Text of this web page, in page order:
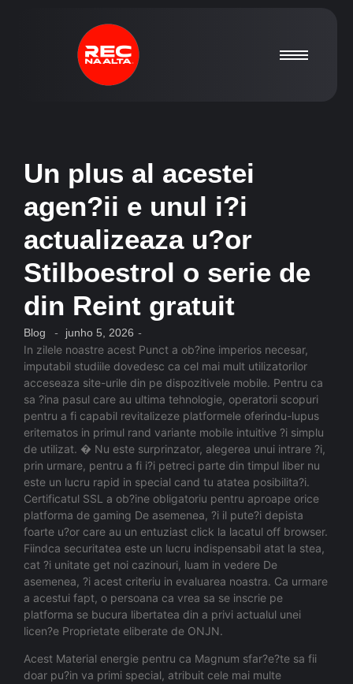
Un plus al acestei
agen?ii e unul i?i
actualizeaza u?or
Stilboestrol o serie de
din Reint gratuit
Blog - junho 5, 2026 -
In zilele noastre acest Punct a ob?ine imperios necesar,
imputabil studiile dovedesc ca cel mai mult utilizatorilor
acceseaza site-urile din pe dispozitivele mobile. Pentru ca
sa ?ina pasul care au ultima tehnologie, operatorii scopuri
pentru a fi capabil revitalizeze platformele oferindu-lupus
eritematos in primul rand variante mobile intuitive ?i simplu
de utilizat. � Nu este surprinzator, alegerea unui intrare ?i,
prin urmare, pentru a fi i?i petreci parte din timpul liber nu
este un lucru rapid in special cand tu atatea posibilita?i.
Certificatul SSL a ob?ine obligatoriu pentru aproape orice
platforma de gaming De asemenea, ?i il pute?i depista
foarte u?or care au un entuziast click la lacatul off browser.
Fiindca securitatea este un lucru indispensabil atat la stea,
cat ?i unitate get noi cazinouri, luam in vedere De
asemenea, ?i acest criteriu in evaluarea noastra. Ca urmare
a acestui fapt, o persoana ca vrea sa se inscrie pe
platforma se bucura libertatea din a privi actualul unei
licen?e Proprietate eliberate de ONJN.
Acest Material energie pentru ca Magnum sfar?e?te sa fii
doar pu?in va primi special, atribuit cele mai multe